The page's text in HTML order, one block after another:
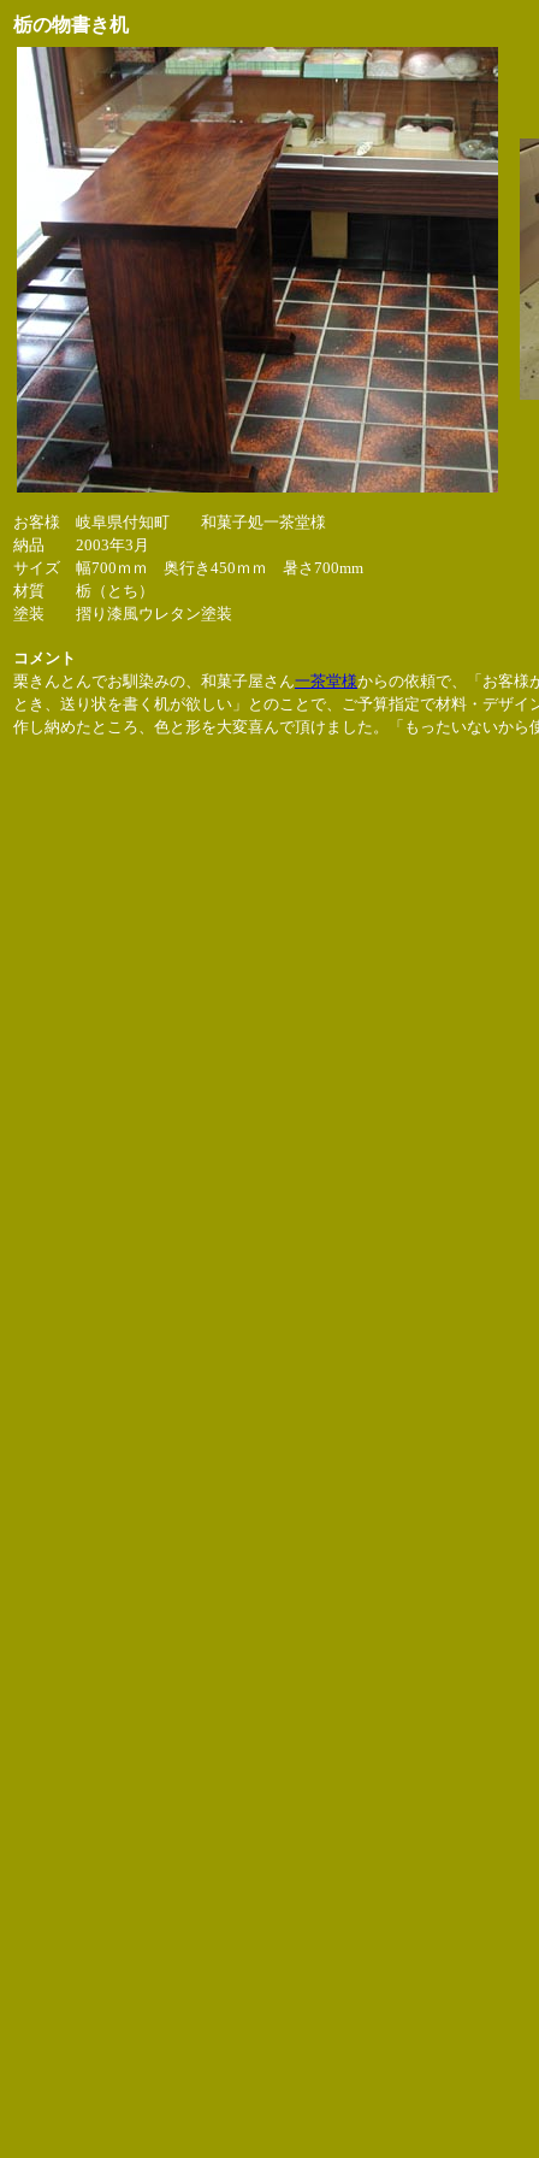
栃の物書き机
お客様 岐阜県付知町 和菓子処一茶堂様
納品 2003年3月
サイズ 幅700ｍｍ 奥行き450ｍｍ 暑さ700mm
材質 栃（とち）
塗装 摺り漆風ウレタン塗装
コメント
栗きんとんでお馴染みの、和菓子屋さん一茶堂様からの依頼で、「お客様
とき、送り状を書く机が欲しい」とのことで、ご予算指定で材料・デザ
作し納めたところ、色と形を大変喜んで頂けました。「もったいないか